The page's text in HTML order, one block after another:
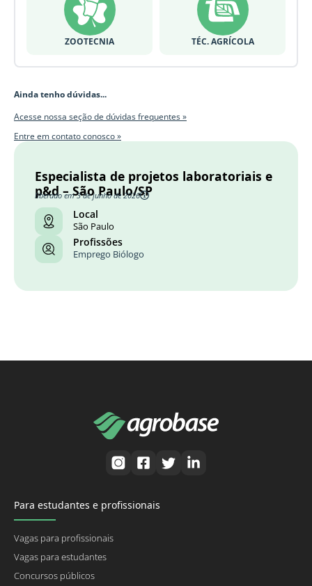
ZOOTECNIA TÉC. AGRÍCOLA
Ainda tenho dúvidas...
Acesse nossa seção de dúvidas frequentes »
Entre em contato conosco »
Especialista de projetos laboratoriais e
p&d – São Paulo/SP
liberado em 3 de junho de 2026
Local
São Paulo
Profissões
Emprego Biólogo
Para estudantes e profissionais
Vagas para profissionais
Vagas para estudantes
Concursos públicos